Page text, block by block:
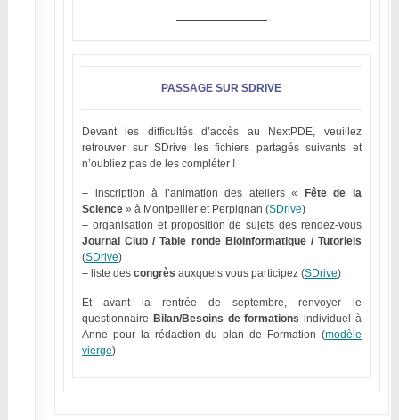
PASSAGE SUR SDRIVE
Devant les difficultés d’accès au NextPDE, veuillez
retrouver sur SDrive les fichiers partagés suivants et
n’oubliez pas de les compléter !
– inscription à l’animation des ateliers «
Fête de la
Science» à Montpellier et Perpignan (SDrive)
– organisation et proposition de sujets des rendez-vous
Journal Club / Table ronde BioInformatique / Tutoriels
(SDrive)
– liste des congrès auxquels vous participez (SDrive)
Et avant la rentrée de septembre, renvoyer le
questionnaire Bilan/Besoins de formationsindividuel à
Anne pour la rédaction du plan de Formation (modèle
vierge)